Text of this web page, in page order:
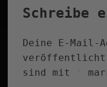
Schreibe
Deine E-Mail-
sind mit